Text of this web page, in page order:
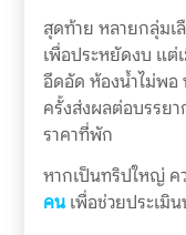
สุดท้าย หลายกลุ่มเ
เพื่อประหยัดงบ แต่
อึดอัด ห้องน้ำไม่พอ
ครั้งส่งผลต่อบรรย
ราคาที่พัก
หากเป็นทริปใหญ่ ค
คนเพื่อช่วยประเมิน